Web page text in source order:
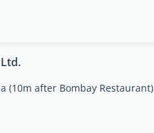
(10m after Bombay Restaurant)